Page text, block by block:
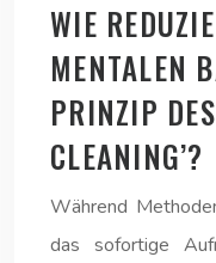
WIE
MENTALEN
PRINZIP
CLEANING’?
Während
das sofortige